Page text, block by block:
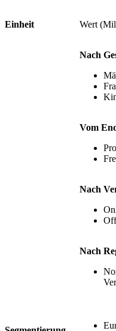
Einheit Wert
Nach
Vom
Nach
Nach